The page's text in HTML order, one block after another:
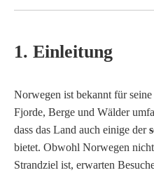
1. Einleitung
Norwegen ist bekannt für
Fjorde, Berge und Wälder
dass das Land auch einige der
bietet. Obwohl Norwegen
Strandziel ist, erwarten